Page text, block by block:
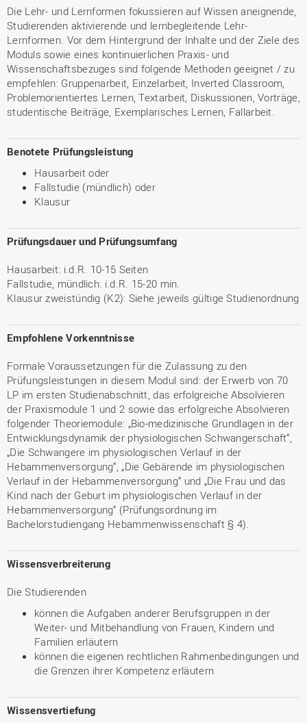
Die Lehr- und Lernformen fokussieren auf Wissen aneignende,
Studierenden aktivierende und lernbegleitende Lehr-
Lernformen. Vor dem Hintergrund der Inhalte und der Ziele des
Moduls sowie eines kontinuierlichen Praxis- und
Wissenschaftsbezuges sind folgende Methoden geeignet / zu
empfehlen: Gruppenarbeit, Einzelarbeit, Inverted Classroom,
Problemorientiertes Lernen, Textarbeit, Diskussionen, Vorträge,
studentische Beiträge, Exemplarisches Lernen, Fallarbeit.
Benotete Prüfungsleistung
Hausarbeit oder
Fallstudie (mündlich) oder
Klausur
Prüfungsdauer und Prüfungsumfang
Hausarbeit: i.d.R. 10-15 Seiten
Fallstudie, mündlich: i.d.R. 15-20 min.
Klausur zweistündig (K2): Siehe jeweils gültige Studienordnung
Empfohlene Vorkenntnisse
Formale Voraussetzungen für die Zulassung zu den
Prüfungsleistungen in diesem Modul sind: der Erwerb von 70
LP im ersten Studienabschnitt, das erfolgreiche Absolvieren
der Praxismodule 1 und 2 sowie das erfolgreiche Absolvieren
folgender Theoriemodule: „Bio-medizinische Grundlagen in der
Entwicklungsdynamik der physiologischen Schwangerschaft“,
„Die Schwangere im physiologischen Verlauf in der
Hebammenversorgung“, „Die Gebärende im physiologischen
Verlauf in der Hebammenversorgung“ und „Die Frau und das
Kind nach der Geburt im physiologischen Verlauf in der
Hebammenversorgung“ (Prüfungsordnung im
Bachelorstudiengang Hebammenwissenschaft § 4).
Wissensverbreiterung
Die Studierenden
können die Aufgaben anderer Berufsgruppen in der
Weiter- und Mitbehandlung von Frauen, Kindern und
Familien erläutern
können die eigenen rechtlichen Rahmenbedingungen und
die Grenzen ihrer Kompetenz erläutern
Wissensvertiefung